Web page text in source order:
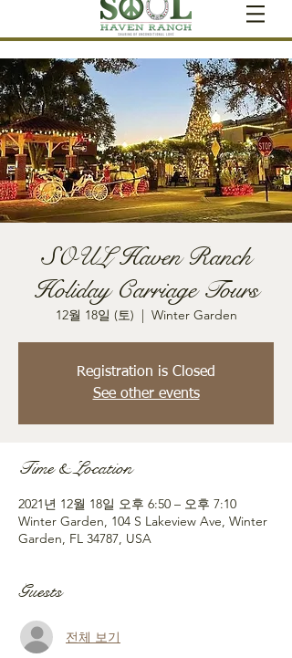
SOUL Haven Ranch
Holiday Carriage Tours
12월 18일 (토)
  |
Winter Garden
Registration is Closed
See other events
Time & Location
2021년 12월 18일 오후 6:50 – 오후 7:10
Winter Garden, 104 S Lakeview Ave, Winter
Garden, FL 34787, USA
Guests
전체 보기